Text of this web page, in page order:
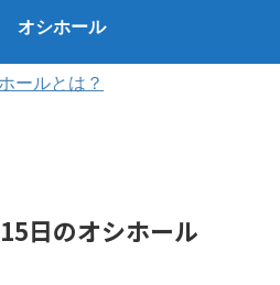
オシホール
ールとは？
日のオシホール